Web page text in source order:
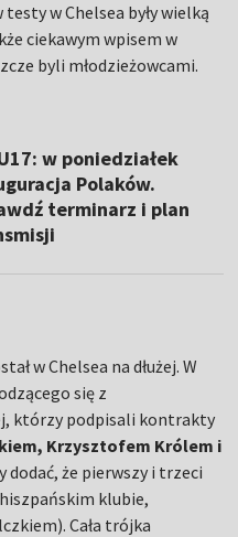
w Chelsea były wielką
ciekawym wpisem w
byli młodzieżowcami.
w poniedziałek
Polaków.
terminarz i plan
w Chelsea na dłużej. W
się z
którzy podpisali kontrakty
Krzysztofem Królem i
dodać, że pierwszy i trzeci
klubie,
Cała trójka